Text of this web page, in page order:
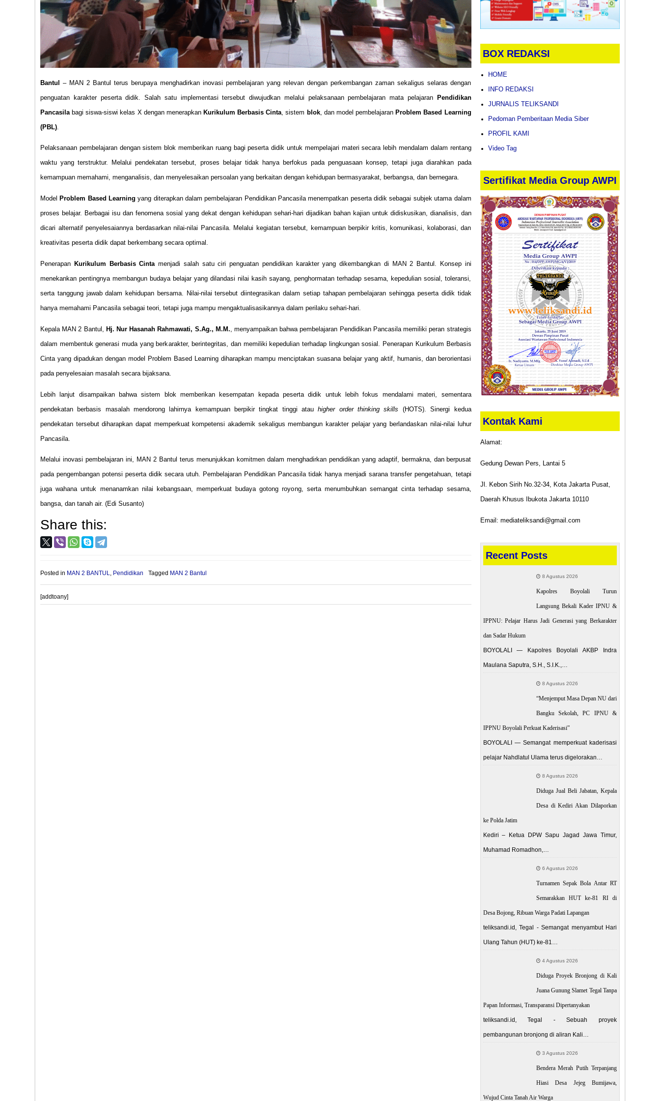
Bantul – MAN 2 Bantul terus berupaya menghadirkan inovasi pembelajaran yang relevan dengan perkembangan zaman sekaligus selaras dengan
penguatan karakter peserta didik. Salah satu implementasi tersebut diwujudkan melalui pelaksanaan pembelajaran mata pelajaran Pendidikan
Pancasila bagi siswa-siswi kelas X dengan menerapkanKurikulum Berbasis Cinta , sistem blok, dan model pembelajaranProblem Based Learning
(PBL)
Pelaksanaan pembelajaran dengan sistem blok memberikan ruang bagi peserta didik untuk mempelajari materi secara lebih mendalam dalam rentang
waktu yang terstruktur. Melalui pendekatan tersebut, proses belajar tidak hanya berfokus pada penguasaan konsep, tetapi juga diarahkan pada
kemampuan memahami, menganalisis, dan menyelesaikan persoalan yang berkaitan dengan kehidupan bermasyarakat, berbangsa, dan bernegara.
Model Problem Based Learning yang diterapkan dalam pembelajaran Pendidikan Pancasila menempatkan peserta didik sebagai subjek utama dalam
proses belajar. Berbagai isu dan fenomena sosial yang dekat dengan kehidupan sehari-hari dijadikan bahan kajian untuk didiskusikan, dianalisis, dan
dicari alternatif penyelesaiannya berdasarkan nilai-nilai Pancasila. Melalui kegiatan tersebut, kemampuan berpikir kritis, komunikasi, kolaborasi, dan
kreativitas peserta didik dapat berkembang secara optimal.
Penerapan Kurikulum Berbasis Cintamenjadi salah satu ciri penguatan pendidikan karakter yang dikembangkan di MAN 2 Bantul. Konsep ini
menekankan pentingnya membangun budaya belajar yang dilandasi nilai kasih sayang, penghormatan terhadap sesama, kepedulian sosial, toleransi,
serta tanggung jawab dalam kehidupan bersama. Nilai-nilai tersebut diintegrasikan dalam setiap tahapan pembelajaran sehingga peserta didik tidak
hanya memahami Pancasila sebagai teori, tetapi juga mampu mengaktualisasikannya dalam perilaku sehari-hari.
Kepala MAN 2 Bantul, Hj. Nur Hasanah Rahmawati, S.Ag., M.M. , menyampaikan bahwa pembelajaran Pendidikan Pancasila memiliki peran strategis
dalam membentuk generasi muda yang berkarakter, berintegritas, dan memiliki kepedulian terhadap lingkungan sosial. Penerapan Kurikulum Berbasis
Cinta yang dipadukan dengan model Problem Based Learning diharapkan mampu menciptakan suasana belajar yang aktif, humanis, dan berorientasi
pada penyelesaian masalah secara bijaksana.
Lebih lanjut disampaikan bahwa sistem blok memberikan kesempatan kepada peserta didik untuk lebih fokus mendalami materi, sementara
pendekatan berbasis masalah mendorong lahirnya kemampuan berpikir tingkat tinggi atauhigher order thinking skills (HOTS). Sinergi kedua
pendekatan tersebut diharapkan dapat memperkuat kompetensi akademik sekaligus membangun karakter pelajar yang berlandaskan nilai-nilai luhur
Pancasila.
Melalui inovasi pembelajaran ini, MAN 2 Bantul terus menunjukkan komitmen dalam menghadirkan pendidikan yang adaptif, bermakna, dan berpusat
pada pengembangan potensi peserta didik secara utuh. Pembelajaran Pendidikan Pancasila tidak hanya menjadi sarana transfer pengetahuan, tetapi
juga wahana untuk menanamkan nilai kebangsaan, memperkuat budaya gotong royong, serta menumbuhkan semangat cinta terhadap sesama,
bangsa, dan tanah air. (Edi Susanto)
Share this:
Posted in MAN 2 BANTUL, Pendidikan Tagged MAN 2 Bantul
[addtoany]
BOX REDAKSI
HOME
INFO REDAKSI
JURNALIS TELIKSANDI
Pedoman Pemberitaan Media Siber
PROFIL KAMI
Video Tag
Sertifikat Media Group AWPI
Kontak Kami
Alamat:
Gedung Dewan Pers, Lantai 5
Jl. Kebon Sirih No.32-34, Kota Jakarta Pusat,
Daerah Khusus Ibukota Jakarta 10110
Email: mediateliksandi@gmail.com
Recent Posts
8 Agustus 2026
Kapolres Boyolali Turun
Langsung Bekali Kader IPNU &
IPPNU: Pelajar Harus Jadi Generasi yang Berkarakter
dan Sadar Hukum
BOYOLALI — Kapolres Boyolali AKBP Indra
Maulana Saputra, S.H., S.I.K.,…
8 Agustus 2026
“Menjemput Masa Depan NU dari
Bangku Sekolah, PC IPNU &
IPPNU Boyolali Perkuat Kaderisasi”
BOYOLALI — Semangat memperkuat kaderisasi
pelajar Nahdlatul Ulama terus digelorakan…
8 Agustus 2026
Diduga Jual Beli Jabatan, Kepala
Desa di Kediri Akan Dilaporkan
ke Polda Jatim
Kediri – Ketua DPW Sapu Jagad Jawa Timur,
Muhamad Romadhon,…
6 Agustus 2026
Turnamen Sepak Bola Antar RT
Semarakkan HUT ke-81 RI di
Desa Bojong, Ribuan Warga Padati Lapangan
teliksandi.id, Tegal - Semangat menyambut Hari
Ulang Tahun (HUT) ke-81…
4 Agustus 2026
Diduga Proyek Bronjong di Kali
Juana Gunung Slamet Tegal Tanpa
Papan Informasi, Transparansi Dipertanyakan
teliksandi.id, Tegal - Sebuah proyek
pembangunan bronjong di aliran Kali…
3 Agustus 2026
Bendera Merah Putih Terpanjang
Hiasi Desa Jejeg Bumijawa,
Wujud Cinta Tanah Air Warga